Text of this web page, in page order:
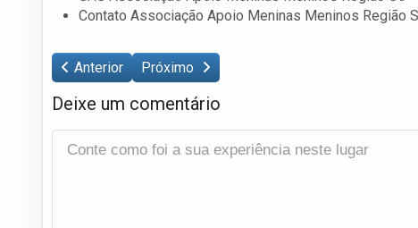
Contato Associação Apoio Meninas Meninos Região
Anterior Próximo
Deixe um comentário